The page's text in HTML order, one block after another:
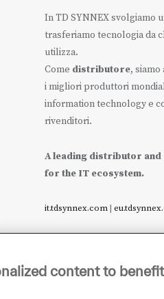
In TD SYNNEX svolgiamo
trasferiamo tecnologia da
utilizza.
Come distributore, siamo
i migliori produttori
information technology e
rivenditori.
A leading distributor
for the IT ecosystem.
it.tdsynnex.com|
content to